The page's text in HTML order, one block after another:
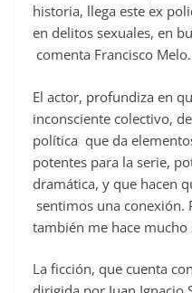
historia, llega este ex
en delitos sexuales, en
comenta Francisco Melo.
El actor, profundiza en
inconsciente colectivo,
política que da
potentes para la serie,
dramática, y que hacen
sentimos una conexión.
también me hace mucho
La ficción, que cuenta